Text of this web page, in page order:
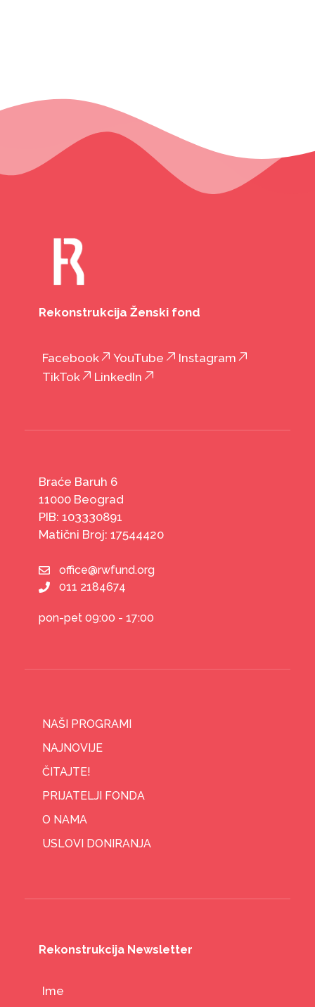
Rekonstrukcija Ženski fond
Facebook YouTube
Instagram
TikTok
LinkedIn
Braće Baruh 6
11000 Beograd
PIB: 103330891
Matični Broj: 17544420
office@rwfund.org
011 2184674
pon-pet 09:00 - 17:00
NAŠI PROGRAMI
NAJNOVIJE
ČITAJTE!
PRIJATELJI FONDA
O NAMA
USLOVI DONIRANJA
Rekonstrukcija Newsletter